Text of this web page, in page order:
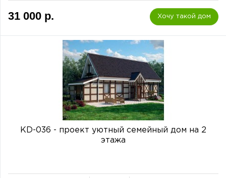
31 000 р. Хочу такой дом
KD-036 - проект уютный семейный дом на 2
этажа